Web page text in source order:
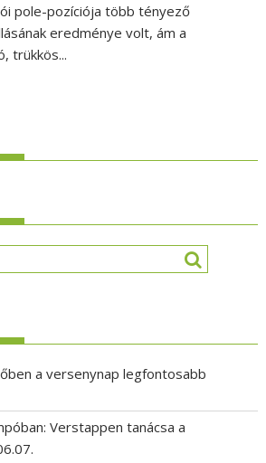
pole-pozíciója több tényező
eredménye volt, ám a
trükkös...
a versenynap legfontosabb
Verstappen tanácsa a